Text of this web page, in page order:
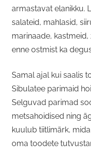
armastavat elanikku.
salateid, mahlasid,
marinaade, kastmeid,
enne ostmist ka
Samal ajal kui saalis
Sibulatee parimaid
Selguvad parimad
metsahoidised ning
kuulub tiitlimärk,
oma toodete